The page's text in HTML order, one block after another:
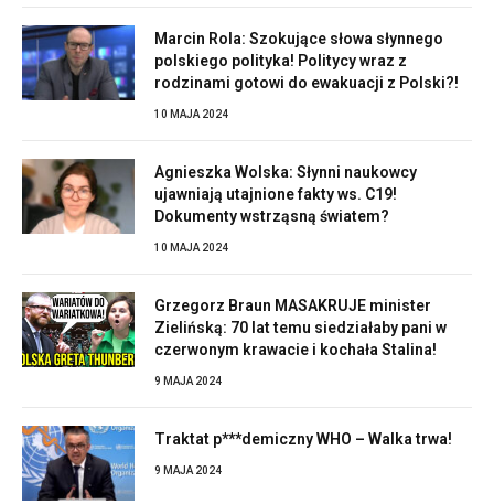
Marcin Rola: Szokujące słowa słynnego
polskiego polityka! Politycy wraz z
rodzinami gotowi do ewakuacji z Polski?!
10 MAJA 2024
Agnieszka Wolska: Słynni naukowcy
ujawniają utajnione fakty ws. C19!
Dokumenty wstrząsną światem?
10 MAJA 2024
Grzegorz Braun MASAKRUJE minister
Zielińską: 70 lat temu siedziałaby pani w
czerwonym krawacie i kochała Stalina!
9 MAJA 2024
Traktat p***demiczny WHO – Walka trwa!
9 MAJA 2024